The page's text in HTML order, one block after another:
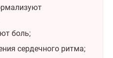
боль;
сердечного ритма;